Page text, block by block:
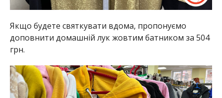
Якщо будете святкувати вдома, пропонуємо
доповнити домашній лук жовтим батником за 504
грн.